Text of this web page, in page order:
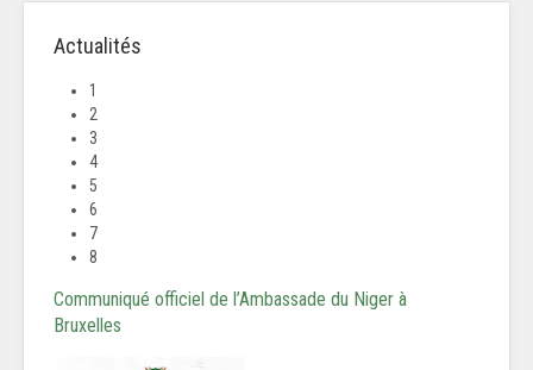
Actualités
1
2
3
4
5
6
7
8
Communiqué officiel de l’Ambassade du Niger à
Bruxelles